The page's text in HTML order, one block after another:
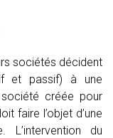
sociétés décident
et passif) à une
créée pour
faire l’objet d’une
L’intervention du